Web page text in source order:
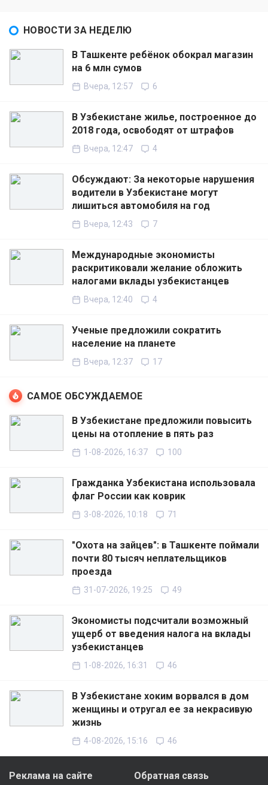
НОВОСТИ ЗА НЕДЕЛЮ
В Ташкенте ребёнок обокрал магазин
на 6 млн сумов
Вчера, 12:57 6
В Узбекистане жилье, построенное до
2018 года, освободят от штрафов
Вчера, 12:47 4
Обсуждают: За некоторые нарушения
водители в Узбекистане могут
лишиться автомобиля на год
Вчера, 12:43 7
Международные экономисты
раскритиковали желание обложить
налогами вклады узбекистанцев
Вчера, 12:40 4
Ученые предложили сократить
население на планете
Вчера, 12:37 17
САМОЕ ОБСУЖДАЕМОЕ
В Узбекистане предложили повысить
цены на отопление в пять раз
1-08-2026, 16:37 100
Гражданка Узбекистана использовала
флаг России как коврик
3-08-2026, 10:18 71
"Охота на зайцев": в Ташкенте поймали
почти 80 тысяч неплательщиков
проезда
31-07-2026, 19:25 49
Экономисты подсчитали возможный
ущерб от введения налога на вклады
узбекистанцев
1-08-2026, 16:31 46
В Узбекистане хоким ворвался в дом
женщины и отругал ее за некрасивую
жизнь
4-08-2026, 15:16 46
Реклама на сайте Обратная связь